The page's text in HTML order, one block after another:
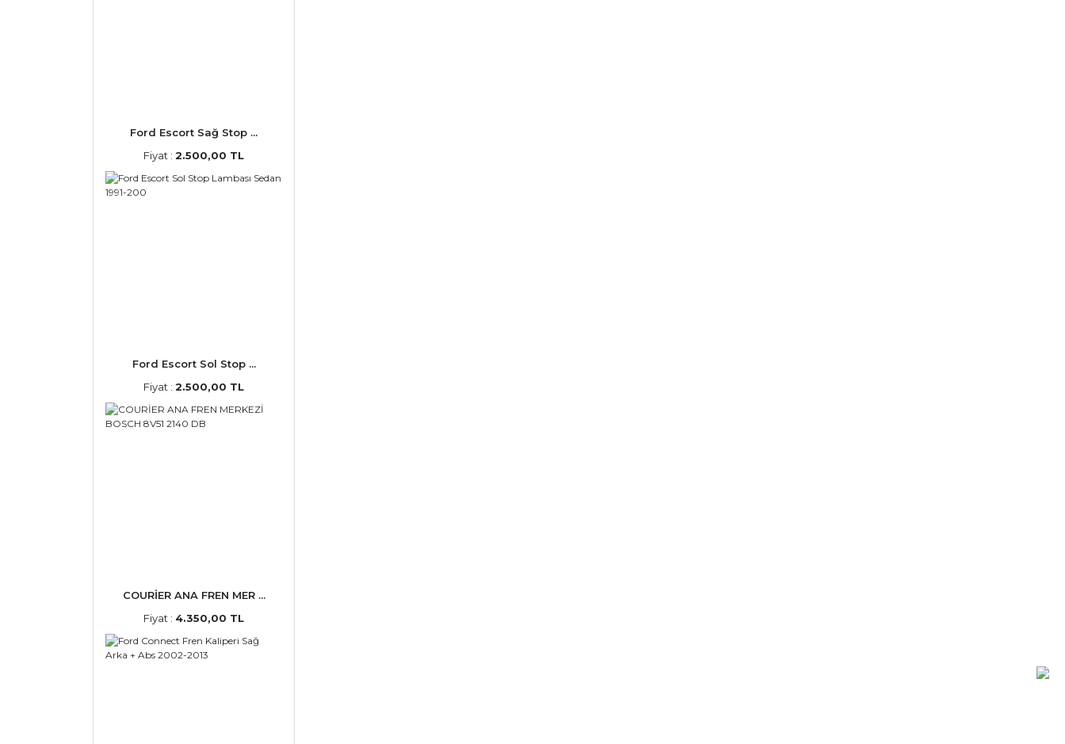
Ford Escort Sağ Stop ...
Fiyat : 2.500,00 TL
Ford Escort Sol Stop ...
Fiyat : 2.500,00 TL
COURİER ANA FREN MER ...
Fiyat : 4.350,00 TL